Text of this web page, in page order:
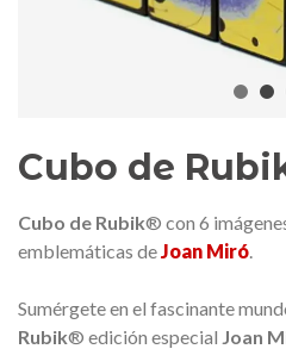
Cubo de
Cubo de Rubik® con 6
emblemáticas deJoan Miró.
Sumérgete en el fascinante
Rubik® edición especial Joan
89,00 € NUEVO